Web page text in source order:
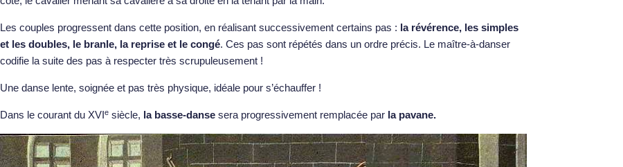
Les couples progressent dans cette position, en réalisant successivement certains pas : la révérence, les simples
et les doubles, le branle, la reprise et le congé. Ces pas sont répétés dans un ordre précis. Le maître-à-danser
codifie la suite des pas à respecter très scrupuleusement !
Une danse lente, soignée et pas très physique, idéale pour s’échauffer !
Dans le courant du XVIe siècle, la basse-danse sera progressivement remplacée par la pavane.